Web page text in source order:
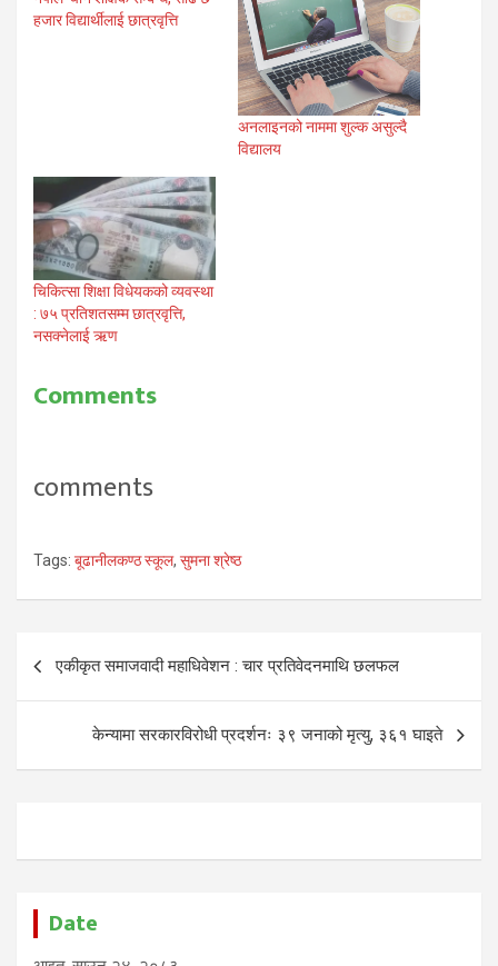
हजार विद्यार्थीलाई छात्रवृत्ति
अनलाइनको नाममा शुल्क असुल्दै
विद्यालय
चिकित्सा शिक्षा विधेयकको व्यवस्था
: ७५ प्रतिशतसम्म छात्रवृत्ति,
नसक्नेलाई ऋण
Comments
comments
Tags: बूढानीलकण्ठ स्कूल, सुमना श्रेष्ठ
Post
navigation
एकीकृत समाजवादी महाधिवेशन : चार प्रतिवेदनमाथि छलफल
केन्यामा सरकारविरोधी प्रदर्शनः ३९ जनाको मृत्यु, ३६१ घाइते
Date